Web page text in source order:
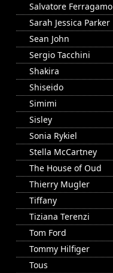
Salvatore Ferragamo
Sarah Jessica Parker
Sean John
Sergio Tacchini
Shakira
Shiseido
Simimi
Sisley
Sonia Rykiel
Stella McCartney
The House of Oud
Thierry Mugler
Tiffany
Tiziana Terenzi
Tom Ford
Tommy Hilfiger
Tous